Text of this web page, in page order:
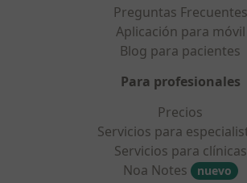
Preguntas Frecuentes
Aplicación para móvil
Blog para pacientes
Para profesionales
Precios
Servicios para
Servicios para clínicas
Noa Notes
nuevo